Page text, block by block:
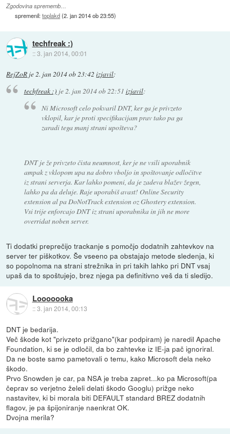
Zgodovina sprememb…
spremenil:toplakd(2. jan 2014 ob 23:55)
techfreak :)
::3. jan 2014, 00:01
RejZoR je2. jan 2014 ob 23:42 izjavil:
techfreak :) je2. jan 2014 ob 22:51 izjavil:
Ni Microsoft celo pokvaril DNT, ker ga je privzeto
vklopil, kar je proti specifikacijam prav tako pa ga
zaradi tega manj strani upošteva?
DNT je že privzeto čista neumnost, ker je ne vsili uporabnik
ampak z vklopom upa na dobro vboljo in spoštovanje odločitve
iz strani serverja. Kar lahko pomeni, da je zadeva blažev žegen,
lahko pa da deluje. Raje uporabiš avast! Online Security
extension al pa DoNotTrack extension oz Ghostery extension.
Vsi trije enforcajo DNT iz strani uporabnika in jih ne more
overridat noben server.
Ti dodatki preprečijo trackanje s pomočjo dodatnih zahtevkov na
server ter piškotkov. Še vseeno pa obstajajo metode sledenja, ki
so popolnoma na strani strežnika in pri takih lahko pri DNT vsaj
upaš da to spoštujejo, brez njega pa definitivno veš da ti sledijo.
Looooooka
::3. jan 2014, 00:13
DNT je bedarija.
Več škode kot "privzeto prižgano"(kar podpiram) je naredil Apache
Foundation, ki se je odločil, da bo zahtevke iz IE-ja pač ignoriral.
Da ne boste samo pametovali o temu, kako Microsoft dela neko
škodo.
Prvo Snowden je car, pa NSA je treba zapret...ko pa Microsoft(pa
čeprav so verjetno želeli delati škodo Googlu) prižge neko
nastavitev, ki bi morala biti DEFAULT standard BREZ dodatnih
flagov, je pa špijoniranje naenkrat OK.
Dvojna merila?